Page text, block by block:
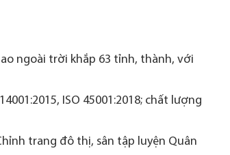
ngoài trời khắp 63 tỉnh, thành, với
ISO 45001:2018; chất lượng
trang đô thị, sân tập luyện Quân